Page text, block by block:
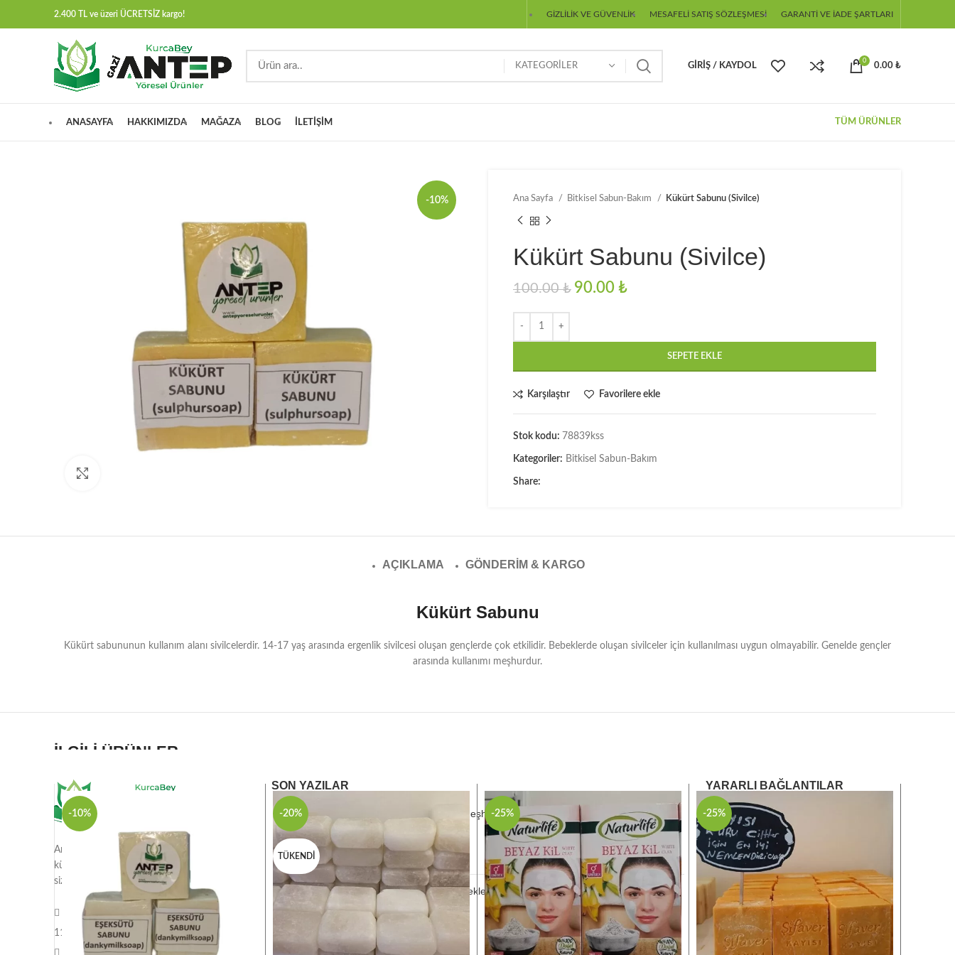
2.400 TL ve üzeri ÜCRETSİZ kargo! GIZLILIK VE GÜVENLIK MESAFELI SATIŞ SÖZLEŞMESI GARANTI VE İADE ŞARTLARI
KATEGORILER GIRIŞ / KAYDOL
0
0.00 ₺
ANASAYFA HAKKIMIZDA MAĞAZA BLOG İLETIŞIM TÜM ÜRÜNLER
-10% Ana Sayfa Bitkisel Sabun-Bakım Kükürt Sabunu (Sivilce)
Kükürt Sabunu (Sivilce)
100.00₺ 90.00 ₺
SEPETE EKLE
Karşılaştır Favorilere ekle
Stok kodu: 78839kss
Kategoriler: Bitkisel Sabun-Bakım
Share:
AÇIKLAMA GÖNDERIM & KARGO
Kükürt Sabunu
Kükürt sabununun kullanım alanı sivilcelerdir. 14-17 yaş arasında ergenlik sivilcesi oluşan gençlerde çok etkilidir. Bebeklerde oluşan sivilceler için kullanılması uygun olmayabilir. Genelde gençler
arasında kullanımı meşhurdur.
İLGILI ÜRÜNLER
-10% -20%
TÜKENDI
-25% -25%
Antep Yöresel Ürünler olarak Gaziantep'in
kültürel ürünlerini en sağlıklı ve kaliteli şekilde
size sunuyoruz
Adres: Karagöz Mah. Bozağa Sok. No:
11/C G.antep/ Şahinbey (Almacı Pazarı Üstü)
Telefon: 0507 736 65 52
SON YAZILAR
Gaziantep Gezilecek (En Meşhur, Turistik) Yerler
1 Comment
Meşhur Gaziantep Ev Yemekleri Listesi
YARARLI BAĞLANTILAR
Anasayfa
Hakkımızda
Mağaza
Blog
İletişim